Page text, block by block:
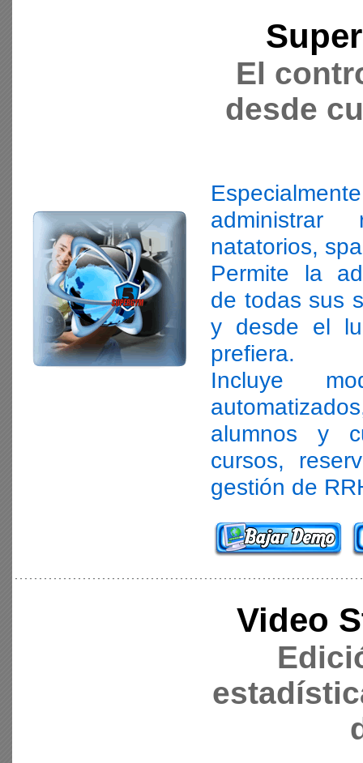
El
desde
natatorios,
Permite la
de todas sus
y desde el
prefiera.
Incluye
alumnos y
cursos,
gestión de
Video